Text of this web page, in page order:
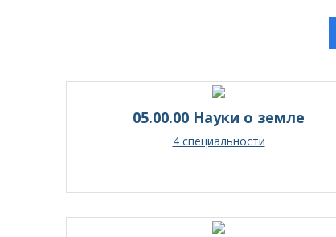
05.00.00 Науки о земле
4 специальности